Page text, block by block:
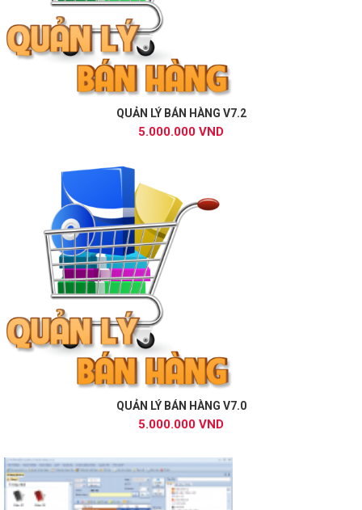
QUẢN LÝ BÁN HÀNG V7.2
5.000.000 VND
QUẢN LÝ BÁN HÀNG V7.0
5.000.000 VND